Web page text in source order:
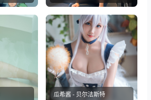
瓜希酱 - 贝尔法斯特